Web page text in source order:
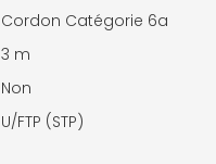
Cordon Catégorie 6a
3 m
Non
U/FTP (STP)